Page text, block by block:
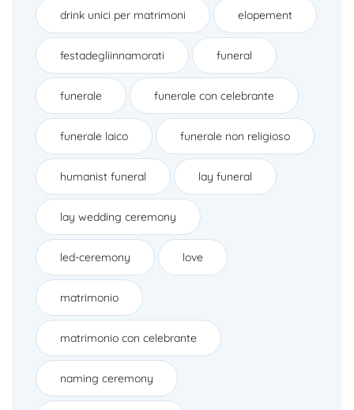
drink unici per matrimoni elopement
festadegliinnamorati funeral
funerale funerale con celebrante
funerale laico funerale non religioso
humanist funeral lay funeral
lay wedding ceremony
led-ceremony love
matrimonio
matrimonio con celebrante
naming ceremony